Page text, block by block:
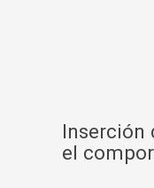
Inserción
el